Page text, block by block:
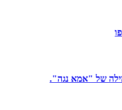
מילה של "אמא נגה".